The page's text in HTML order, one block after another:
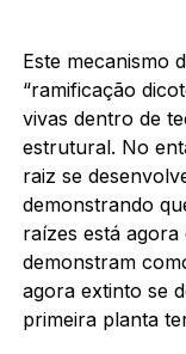
Este mecanismo
“ramificação
vivas dentro de
estrutural. No
raiz se
demonstrando
raízes está agora
demonstram
agora extinto se
primeira planta